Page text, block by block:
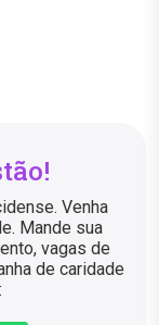
Venha
Mande sua
vagas de
de caridade